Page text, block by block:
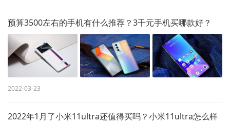
预算3500左右的手机有什么推荐？3千元手机买哪款好？
2022-03-23
2022年1月了小米11ultra还值得买吗？小米11ultra怎么样